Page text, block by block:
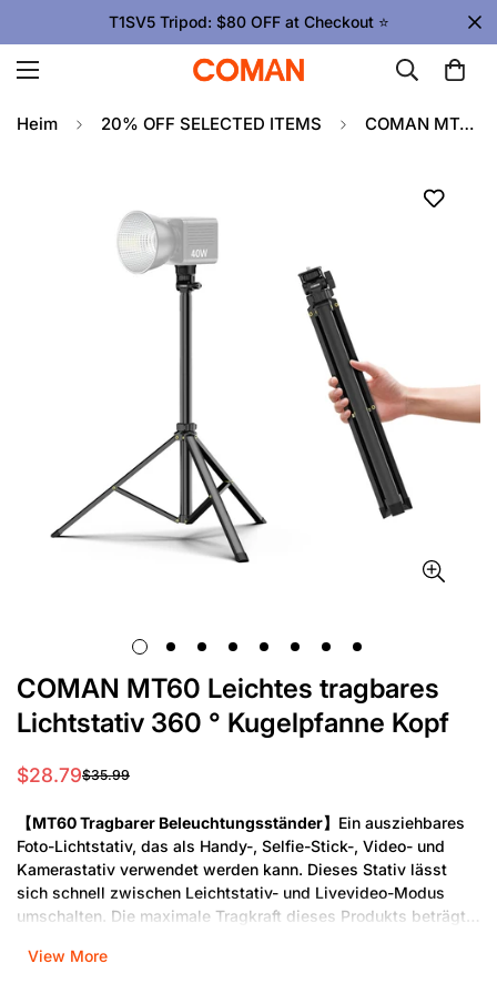
T1SV5 Tripod: $80 OFF at Checkout ⭐
Heim 20% OFF SELECTED ITEMS COMAN MT60 Leichtes tragbares Lichtstativ 360 ° Kugelpfanne Kopf
COMAN MT60 Leichtes tragbares
Lichtstativ 360 ° Kugelpfanne Kopf
Verkaufspreis
$28.79
Regulärer$35.99
【MT60 Tragbarer Beleuchtungsständer】 Ein ausziehbares
Foto-Lichtstativ, das als Handy-, Selfie-Stick-, Video- und
Kamerastativ verwendet werden kann. Dieses Stativ lässt
sich schnell zwischen Leichtstativ- und Livevideo-Modus
umschalten. Die maximale Tragkraft dieses Produkts beträgt 2
Produkt enthält kein Zubehör für die Handyhalterung.
View More